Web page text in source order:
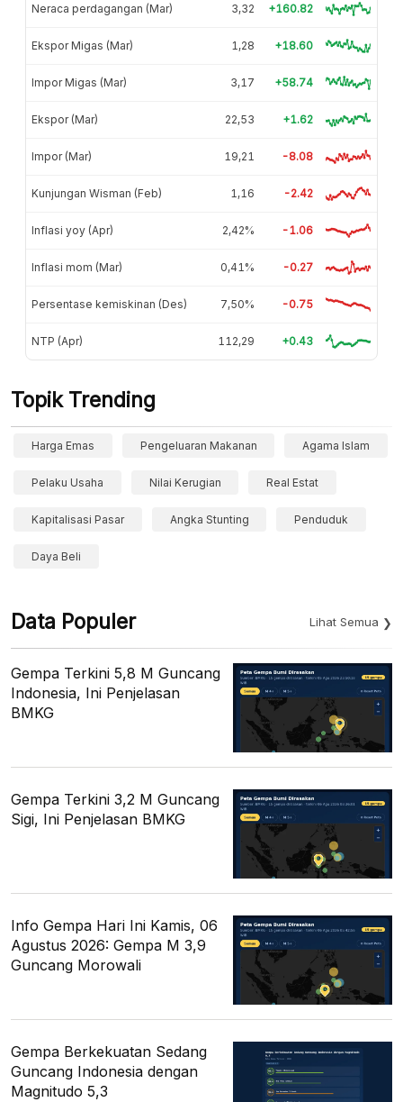
Neraca perdagangan (Mar) 3,32 +160.82
Ekspor Migas (Mar) 1,28 +18.60
Impor Migas (Mar) 3,17 +58.74
Ekspor (Mar) 22,53 +1.62
Impor (Mar) 19,21 -8.08
Kunjungan Wisman (Feb) 1,16 -2.42
Inflasi yoy (Apr) 2,42% -1.06
Inflasi mom (Mar) 0,41% -0.27
Persentase kemiskinan (Des) 7,50% -0.75
NTP (Apr) 112,29 +0.43
Topik Trending
Harga Emas Pengeluaran Makanan Agama Islam
Pelaku Usaha Nilai Kerugian Real Estat
Kapitalisasi Pasar Angka Stunting Penduduk
Daya Beli
Data Populer Lihat Semua
Gempa Terkini 5,8 M Guncang
Indonesia, Ini Penjelasan
BMKG
Gempa Terkini 3,2 M Guncang
Sigi, Ini Penjelasan BMKG
Info Gempa Hari Ini Kamis, 06
Agustus 2026: Gempa M 3,9
Guncang Morowali
Gempa Berkekuatan Sedang
Guncang Indonesia dengan
Magnitudo 5,3